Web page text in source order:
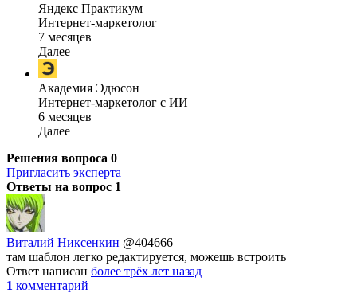
Яндекс Практикум
Интернет-маркетолог
7 месяцев
Далее
Академия Эдюсон
Интернет-маркетолог с ИИ
6 месяцев
Далее
Решения вопроса 0
Пригласить эксперта
Ответы на вопрос 1
Виталий Никсенкин @404666
там шаблон легко редактируется, можешь встроить
Ответ написан более трёх лет назад
1 комментарий